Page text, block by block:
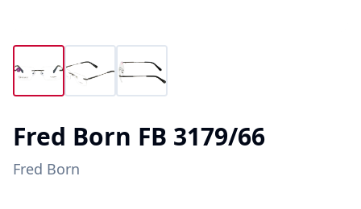
Fred Born FB 3179/66
Fred Born